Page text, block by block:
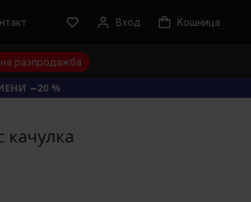
Вход Kошница
разпродажба
−20 %